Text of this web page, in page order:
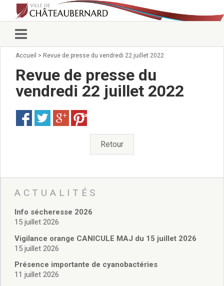
Vie municipale
Conseillers municipaux
Commissions 2026
Arrêtés du Maire
Services municipaux
Pour venir nous voir
administratives
Services Techniques
Affaires Scolaires
Vie associative
Police Municipale/règlementation
Cimetière/réglementation funéraire
Services en ligne
Licences boissons
Accueil > Revue de presse du vendredi 22 juillet 2022
Revue de presse du
vendredi 22 juillet 2022
Save
Retour
ACTUALITÉS
Info sécheresse 2026
15 juillet 2026
Vigilance orange CANICULE MAJ du 15 juillet 2026
15 juillet 2026
Présence importante de cyanobactéries
11 juillet 2026